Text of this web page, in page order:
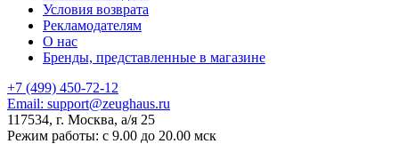
Условия возврата
Рекламодателям
О нас
Бренды, представленные в магазине
+7 (499) 450-72-12
Email: support@zeughaus.ru
117534, г. Москва, а/я 25
Режим работы: с 9.00 до 20.00 мск